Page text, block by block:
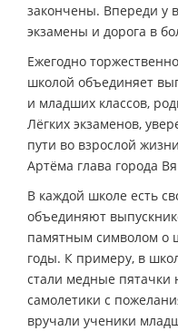
закончены. Впереди у
экзамены и дорога в
Ежегодно
школой объединяет
и младших классов,
Лёгких экзаменов,
пути во взрослой
Артёма глава города
В каждой школе есть
объединяют
памятным символом о
годы. К примеру, в
стали медные пятачки
самолетики с
вручали ученики